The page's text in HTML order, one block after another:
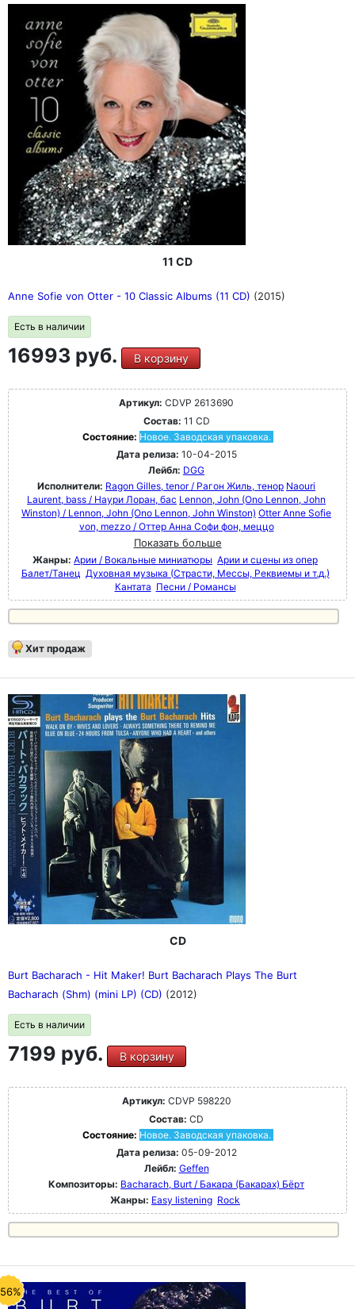
11 CD
Anne Sofie von Otter - 10 Classic Albums (11 CD) (2015)
Есть в наличии
16993 руб. В корзину
Артикул: CDVP 2613690
Состав: 11 CD
Состояние: Новое. Заводская упаковка.
Дата релиза: 10-04-2015
Лейбл: DGG
Исполнители: Ragon Gilles, tenor / Рагон Жиль, тенор Naouri
Laurent, bass / Наури Лоран, бас Lennon, John (Ono Lennon, John
Winston) / Lennon, John (Ono Lennon, John Winston) Otter Anne Sofie
von, mezzo / Оттер Анна Софи фон, меццо
Показать больше
Жанры: Арии / Вокальные миниатюры Арии и сцены из опер
Балет/Танец Духовная музыка (Страсти, Мессы, Реквиемы и т.д.)
Кантата Песни / Романсы
Хит продаж
CD
Burt Bacharach - Hit Maker! Burt Bacharach Plays The Burt
Bacharach (Shm) (mini LP) (CD) (2012)
Есть в наличии
7199 руб. В корзину
Артикул: CDVP 598220
Состав: CD
Состояние: Новое. Заводская упаковка.
Дата релиза: 05-09-2012
Лейбл: Geffen
Композиторы: Bacharach, Burt / Бакара (Бакарах) Бёрт
Жанры: Easy listening Rock